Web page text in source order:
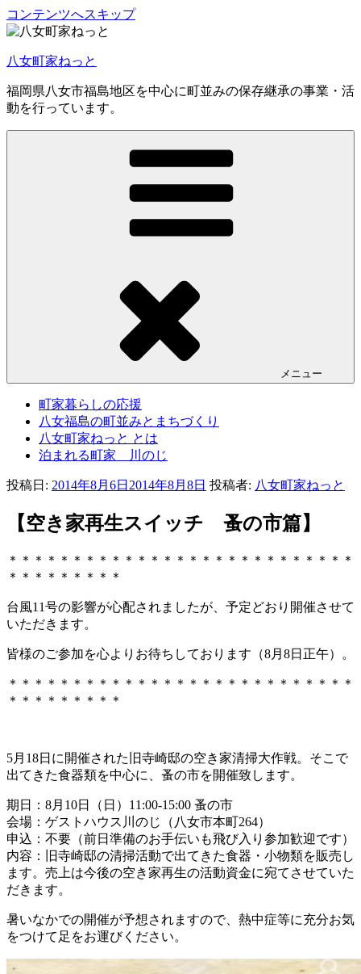
コンテンツへスキップ
八女町家ねっと
福岡県八女市福島地区を中心に町並みの保存継承の事業・活
動を行っています。
メニュー
町家暮らしの応援
八女福島の町並みとまちづくり
八女町家ねっと とは
泊まれる町家 川のじ
投稿日: 2014年8月6日 2014年8月8日 投稿者: 八女町家ねっと
【空き家再生スイッチ 蚤の市篇】
＊＊＊＊＊＊＊＊＊＊＊＊＊＊＊＊＊＊＊＊＊＊＊＊＊＊＊
＊＊＊＊＊＊＊＊＊
台風11号の影響が心配されましたが、予定どおり開催させて
いただきます。
皆様のご参加を心よりお待ちしております（8月8日正午）。
＊＊＊＊＊＊＊＊＊＊＊＊＊＊＊＊＊＊＊＊＊＊＊＊＊＊＊
＊＊＊＊＊＊＊＊＊
5月18日に開催された旧寺崎邸の空き家清掃大作戦。そこで
出てきた食器類を中心に、蚤の市を開催致します。
期日：8月10日（日）11:00-15:00 蚤の市
会場：ゲストハウス川のじ（八女市本町264）
申込：不要（前日準備のお手伝いも飛び入り参加歓迎です）
内容：旧寺崎邸の清掃活動で出てきた食器・小物類を販売し
ます。売上は今後の空き家再生の活動資金に宛てさせていた
だきます。
暑いなかでの開催が予想されますので、熱中症等に充分お気
をつけて足をお運びください。